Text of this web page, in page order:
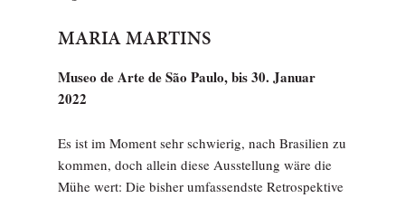
MARIA MARTINS
Museo de Arte de São Paulo, bis 30. Januar
2022
Es ist im Moment sehr schwierig, nach Brasilien zu
kommen, doch allein diese Ausstellung wäre die
Mühe wert: Die bisher umfassendste Retrospektive